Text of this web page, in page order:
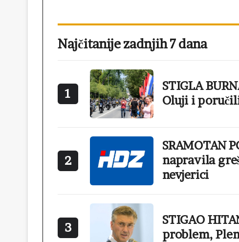
Najčitanije zadnjih 7 dana
1
STIGLA
Oluji i
2
SRAMOTAN
napravila
nevjerici
3
STIGAO
problem,